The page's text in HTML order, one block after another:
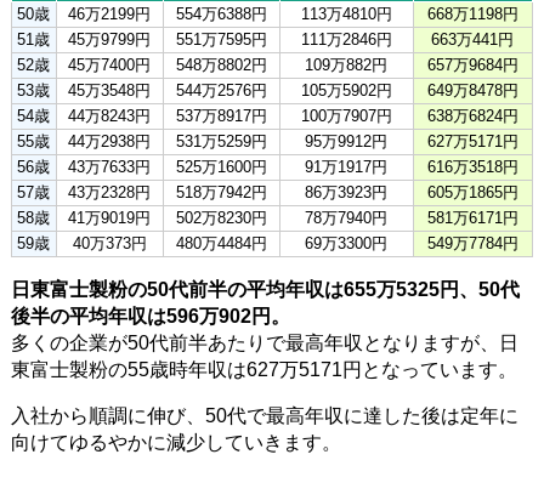
50歳
46万2199円 554万6388円 113万4810円
668万1198円
51歳
45万9799円 551万7595円 111万2846円
663万441円
52歳
45万7400円 548万8802円 109万882円
657万9684円
53歳
45万3548円 544万2576円 105万5902円
649万8478円
54歳
44万8243円 537万8917円 100万7907円
638万6824円
55歳
44万2938円 531万5259円 95万9912円
627万5171円
56歳
43万7633円 525万1600円 91万1917円
616万3518円
57歳
43万2328円 518万7942円 86万3923円
605万1865円
58歳
41万9019円 502万8230円 78万7940円
581万6171円
59歳
40万373円 480万4484円 69万3300円 549万7784円
日東富士製粉の50代前半の平均年収は655万5325円、50代
後半の平均年収は596万902円。
多くの企業が50代前半あたりで最高年収となりますが、日
東富士製粉の55歳時年収は627万5171円となっています。
入社から順調に伸び、50代で最高年収に達した後は定年に
向けてゆるやかに減少していきます。